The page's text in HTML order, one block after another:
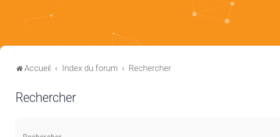
Accueil Index du forum Rechercher
Rechercher